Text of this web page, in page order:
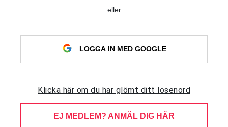
eller
LOGGA IN MED GOOGLE
Klicka här om du har glömt ditt lösenord
EJ MEDLEM? ANMÄL DIG HÄR